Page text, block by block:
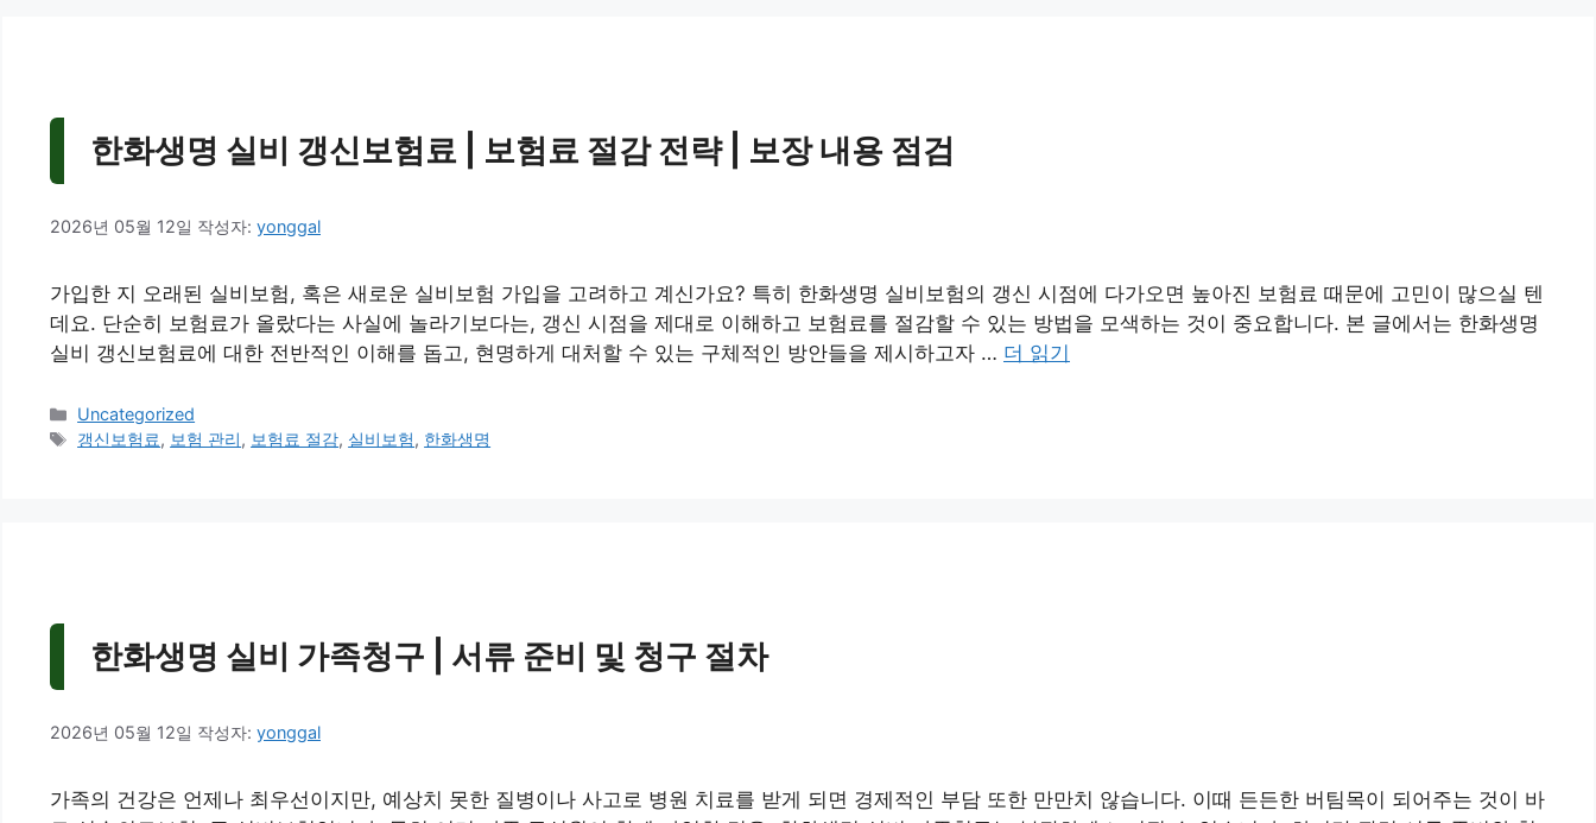
한화생명 실비 갱신보험료 | 보험료 절감 전략 | 보장 내용 점검
2026년 05월 12일 작성자: yonggal
가입한 지 오래된 실비보험, 혹은 새로운 실비보험 가입을 고려하고 계신가요? 특히 한화생명 실비보험의 갱신 시점에 다가오면 높아진 보험료 때문에 고민이 많으실 텐
데요. 단순히 보험료가 올랐다는 사실에 놀라기보다는, 갱신 시점을 제대로 이해하고 보험료를 절감할 수 있는 방법을 모색하는 것이 중요합니다. 본 글에서는 한화생명
실비 갱신보험료에 대한 전반적인 이해를 돕고, 현명하게 대처할 수 있는 구체적인 방안들을 제시하고자 … 더 읽기
카
테
Uncategorized
태
갱신보험료, 보험 관리, 보험료 절감, 실비보험, 한화생명
한화생명 실비 가족청구 | 서류 준비 및 청구 절차
2026년 05월 12일 작성자: yonggal
가족의 건강은 언제나 최우선이지만, 예상치 못한 질병이나 사고로 병원 치료를 받게 되면 경제적인 부담 또한 만만치 않습니다. 이때 든든한 버팀목이 되어주는 것이 바